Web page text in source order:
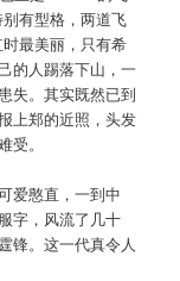
有型格，两道飞
最美丽，只有希
的人踢落下山，一
失。其实既然已到
上郑的近照，头发
。
爱憨直，一到中
字，风流了几十
锋。这一代真令人